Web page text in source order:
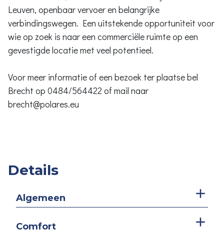
Leuven, openbaar vervoer en belangrijke
verbindingswegen. Een uitstekende opportuniteit voor
wie op zoek is naar een commerciële ruimte op een
gevestigde locatie met veel potentieel.
Voor meer informatie of een bezoek ter plaatse bel
Brecht op 0484/564422 of mail naar
brecht@polares.eu
Details
Algemeen
Comfort